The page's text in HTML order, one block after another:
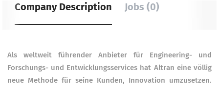
Company Description Jobs (0)
Als weltweit führender Anbieter für Engineering- und
Forschungs- und Entwicklungsservices hat Altran eine völlig
neue Methode für seine Kunden, Innovation umzusetzen.